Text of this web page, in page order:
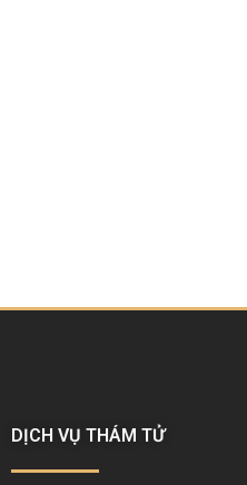
DỊCH VỤ THÁM TỬ